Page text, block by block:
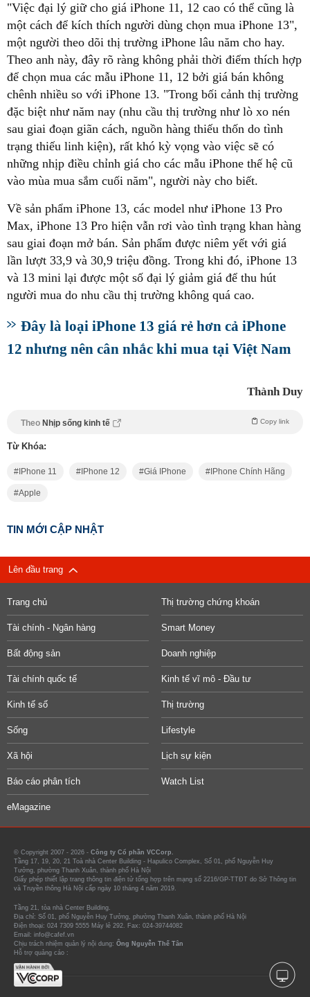
"Việc đại lý giữ cho giá iPhone 11, 12 cao có thể cũng là
một cách để kích thích người dùng chọn mua iPhone 13",
một người theo dõi thị trường iPhone lâu năm cho hay.
Theo anh này, đây rõ ràng không phải thời điểm thích hợp
để chọn mua các mẫu iPhone 11, 12 bởi giá bán không
chênh nhiều so với iPhone 13. "Trong bối cảnh thị trường
đặc biệt như năm nay (nhu cầu thị trường như lò xo nén
sau giai đoạn giãn cách, nguồn hàng thiếu thốn do tình
trạng thiếu linh kiện), rất khó kỳ vọng vào việc sẽ có
những nhịp điều chỉnh giá cho các mẫu iPhone thế hệ cũ
vào mùa mua sắm cuối năm", người này cho biết.
Về sản phẩm iPhone 13, các model như iPhone 13 Pro
Max, iPhone 13 Pro hiện vẫn rơi vào tình trạng khan hàng
sau giai đoạn mở bán. Sản phẩm được niêm yết với giá
lần lượt 33,9 và 30,9 triệu đồng. Trong khi đó, iPhone 13
và 13 mini lại được một số đại lý giảm giá để thu hút
người mua do nhu cầu thị trường không quá cao.
Đây là loại iPhone 13 giá rẻ hơn cả iPhone
12 nhưng nên cân nhắc khi mua tại Việt Nam
Thành Duy
Theo Nhịp sống kinh tế Copy link
Từ Khóa:
IPhone 11 IPhone 12 Giá IPhone IPhone Chính Hãng
Apple
TIN MỚI CẬP NHẬT
Lên đầu trang
Trang chủ Thị trường chứng khoán
Tài chính - Ngân hàng Smart Money
Bất động sản Doanh nghiệp
Tài chính quốc tế Kinh tế vĩ mô - Đầu tư
Kinh tế số Thị trường
Sống Lifestyle
Xã hội Lịch sự kiện
Báo cáo phân tích Watch List
eMagazine
© Copyright 2007 - 2026 - Công ty Cổ phần VCCorp.
Tầng 17, 19, 20, 21 Toà nhà Center Building - Hapulico Complex, Số 01, phố Nguyễn Huy
Tưởng, phường Thanh Xuân, thành phố Hà Nội
Giấy phép thiết lập trang thông tin điện tử tổng hợp trên mạng số 2216/GP-TTĐT do Sở Thông tin
và Truyền thông Hà Nội cấp ngày 10 tháng 4 năm 2019.
Tầng 21, tòa nhà Center Building.
Địa chỉ: Số 01, phố Nguyễn Huy Tưởng, phường Thanh Xuân, thành phố Hà Nội
Điện thoại: 024 7309 5555 Máy lẻ 292. Fax: 024-39744082
Email: info@cafef.vn
Chịu trách nhiệm quản lý nội dung: Ông Nguyễn Thế Tân
Hỗ trợ quảng cáo :